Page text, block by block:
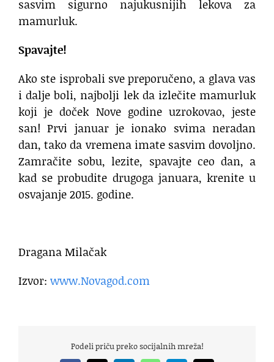
sasvim sigurno najukusnijih lekova za
mamurluk.
Spavajte!
Ako ste isprobali sve preporučeno, a glava vas
i dalje boli, najbolji lek da izlečite mamurluk
koji je doček Nove godine uzrokovao, jeste
san! Prvi januar je ionako svima neradan
dan, tako da vremena imate sasvim dovoljno.
Zamračite sobu, lezite, spavajte ceo dan, a
kad se probudite drugoga januara, krenite u
osvajanje 2015. godine.
Dragana Milačak
Izvor: www.Novagod.com
Podeli priču preko socijalnih mreža!